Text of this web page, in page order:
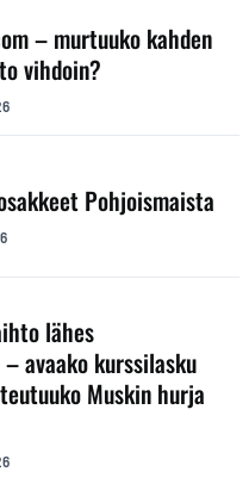
– murtuuko kahden
vihdoin?
Pohjoismaista
lähes
avaako kurssilasku
Muskin hurja